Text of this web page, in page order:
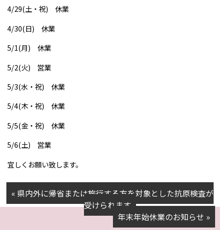
4/29(土・祝) 休業
4/30(日) 休業
5/1(月) 休業
5/2(火) 営業
5/3(水・祝) 休業
5/4(木・祝) 休業
5/5(金・祝) 休業
5/6(土) 営業
宜しくお願い致します。
« 県内外に帰省または旅行する方を対象とした抗原検査が
受けられます
年末年始休業のお知らせ »